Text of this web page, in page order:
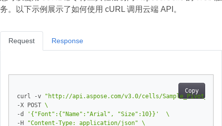
务。以下示例展示了如何使用 cURL 调用云端 API。
Request
Copy
curl -v
"http://api.aspose.com/v3.0/cells/
-X POST
-d
'{"Font":{"Name":"Arial", "Size":10}}'
-H
"Content-Type: application/json"
Response